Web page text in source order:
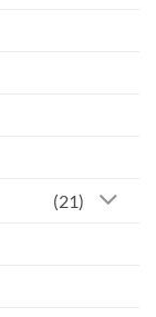
(21)